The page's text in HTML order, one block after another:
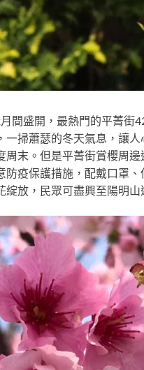
間盛開， 最熱門的平菁街
一掃蕭瑟的冬天氣息， 讓人
周末。 但是平菁街賞櫻周
防疫保護措施，配戴口罩
放，民眾可盡興至陽明山